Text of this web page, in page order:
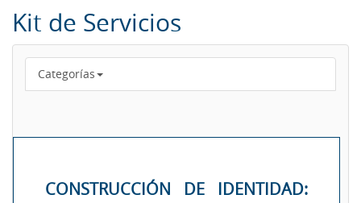
Kit de Servicios
Categorías
CONSTRUCCIÓN DE IDENTIDAD: